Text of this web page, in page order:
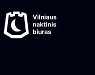
prie
turinio